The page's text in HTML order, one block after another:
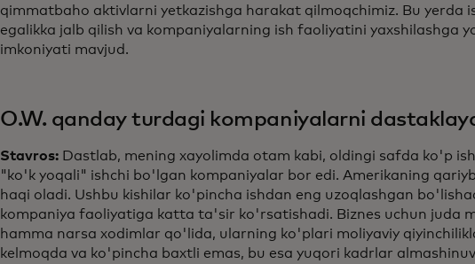
qimmatbaho aktivlarni yetkazishga harakat qilmoqchimiz. Bu yerda
egalikka jalb qilish va kompaniyalarning ish faoliyatini yaxshilashga
imkoniyati mavjud.
O.W. qanday turdagi kompaniyalarni
Stavros: Dastlab, mening xayolimda otam kabi, oldingi safda ko'p
"ko'k yoqali" ishchi bo'lgan kompaniyalar bor edi. Amerikaning
haqi oladi. Ushbu kishilar ko'pincha ishdan eng uzoqlashgan
kompaniya faoliyatiga katta ta'sir ko'rsatishadi. Biznes uchun juda
hamma narsa xodimlar qo'lida, ularning ko'plari moliyaviy
kelmoqda va ko'pincha baxtli emas, bu esa yuqori kadrlar